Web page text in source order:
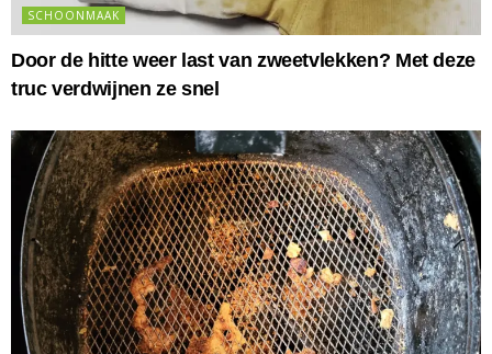
SCHOONMAAK
Door de hitte weer last van zweetvlekken? Met deze
truc verdwijnen ze snel